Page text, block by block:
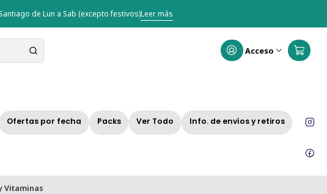
Acceso
Ofertas por fecha Packs Ver Todo Info. de envíos y retiros
de Lun a Sab (excepto festivos)Leer más
Vitaminas